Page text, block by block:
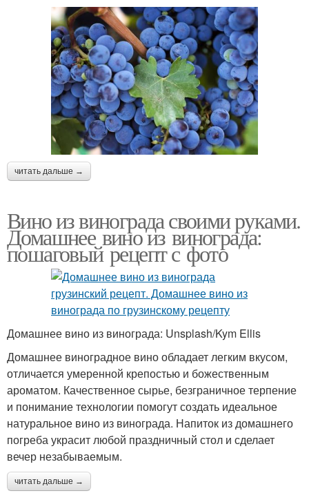
читать дальше →
Вино из винограда своими руками.
Домашнее вино из винограда:
пошаговый рецепт с фото
Домашнее вино из винограда: Unsplash/Kym Ellis
Домашнее виноградное вино обладает легким вкусом,
отличается умеренной крепостью и божественным
ароматом. Качественное сырье, безграничное терпение
и понимание технологии помогут создать идеальное
натуральное вино из винограда. Напиток из домашнего
погреба украсит любой праздничный стол и сделает
вечер незабываемым.
читать дальше →